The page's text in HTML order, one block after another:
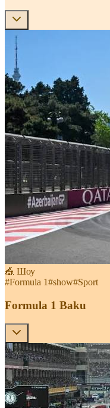
🎪 Шоу
#Formula 1#show#Sport
Formula 1 Baku